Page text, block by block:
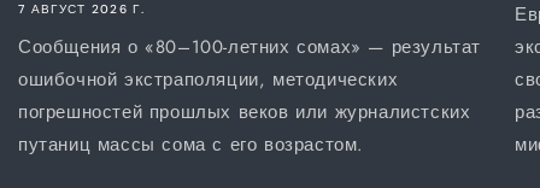
7 АВГУСТ 2026 Г.
Сообщения о «80–100-летних сомах» — результат
ошибочной экстраполяции, методических
погрешностей прошлых веков или журналистских
путаниц массы сома с его возрастом.